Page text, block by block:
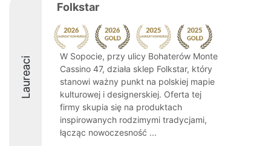
Laureaci
Folkstar
W Sopocie, przy ulicy Bohaterów Monte
Cassino 47, działa sklep Folkstar, który
stanowi ważny punkt na polskiej mapie
kulturowej i designerskiej. Oferta tej
firmy skupia się na produktach
inspirowanych rodzimymi tradycjami,
łącząc nowoczesność ...